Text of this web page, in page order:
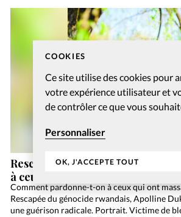
COOKIES
Ce site utilise des cookies pour
votre expérience utilisateur et
de contrôler ce que vous
Personnaliser
OK, J'ACCEPTE TOUT
Rescapée du génocide
à ceux qui ont tué les siens
Comment pardonne-t-on à ceux qui ont
Rescapée du génocide rwandais, Apolline
une guérison radicale. Portrait. Victime de